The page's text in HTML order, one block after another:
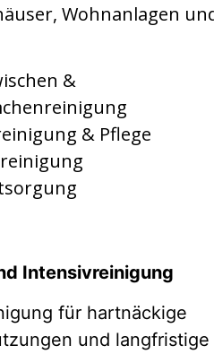
Wohnanlagen
&
& Pflege
Intensivreinigung
für hartnäckige
und langfristige